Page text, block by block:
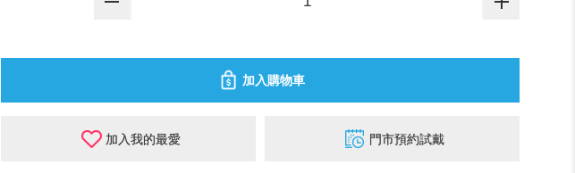
加入購物車
加入我的最愛 門市預約試戴